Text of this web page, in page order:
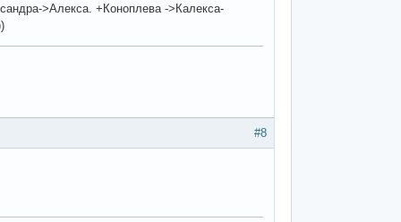
>Алекса. +Коноплева ->Калекса-
#8